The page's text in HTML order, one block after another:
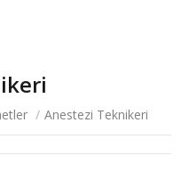
/ Anestezi Teknikeri